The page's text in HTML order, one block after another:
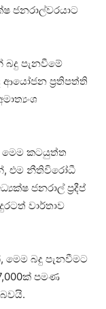
ජනරාල්වරයාට
පැනවීමේ
ප්‍රතිපත්ති
මෙම කටයුත්ත
එම නීතිවිරෝධී
ජනරාල් ප්‍රදීප්
වාර්තාව
මෙම බදු පැනවීමට
පමණ